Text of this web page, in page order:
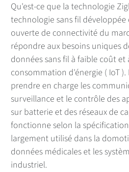
Réseau maillé Zigbee
Spécifications
Digi XBee Modules, passerelles et
Produits et ressources
FAQ
Qu'est-ce que la technologie
technologie sans fil
ouverte de connectivité du
répondre aux besoins uniques
données sans fil à faible coût et
consommation d'énergie ( IoT
prendre en charge les
surveillance et le contrôle des
sur batterie et des réseaux de
fonctionne selon la spécification
largement utilisé dans la
données médicales et les
industriel.